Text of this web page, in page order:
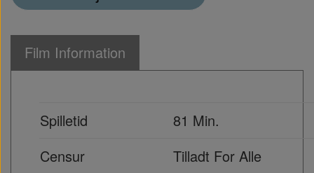
Film Information
Spilletid
81 Min.
Censur
Tilladt For Alle